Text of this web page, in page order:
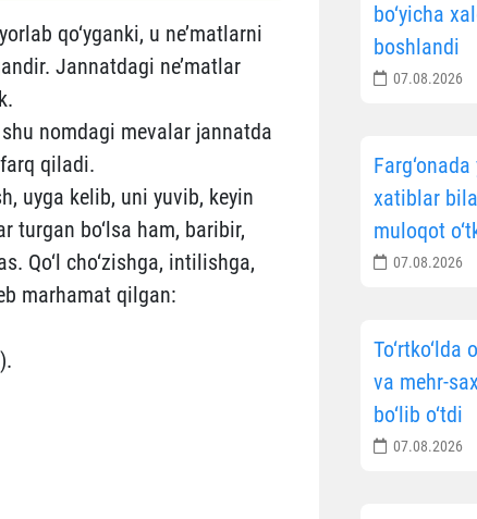
qo‘yganki, u ne’matlarni
Jannatdagi ne’matlar
nomdagi mevalar jannatda
qiladi.
uyga kelib, uni yuvib, keyin
turgan bo‘lsa ham, baribir,
Qo‘l cho‘zishga, intilishga,
marhamat qilgan:
bo‘yicha
boshlandi
07.08.2026
xatiblar
muloqot
07.08.2026
va mehr-
bo‘lib o‘tdi
07.08.2026